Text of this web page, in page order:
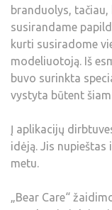
branduolys,
susirandame
kurti susiradome
modeliuotoją. Iš
buvo surinkta
vystyta būtent šiam
Į aplikacijų
idėją. Jis
metu.
„Bear Care“